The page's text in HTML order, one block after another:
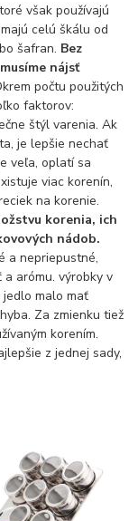
však používajú
celú škálu od
šafran. Bez
nájsť
počtu použitých
faktorov:
štýl varenia. Ak
je lepšie nechať
veľa, oplatí sa
viac korenín,
na korenie.
korenia, ich
nádob.
a nepriepustné,
arómu. výrobky v
jedlo malo mať
Za zmienku tiež
korením.
z jednej sady,